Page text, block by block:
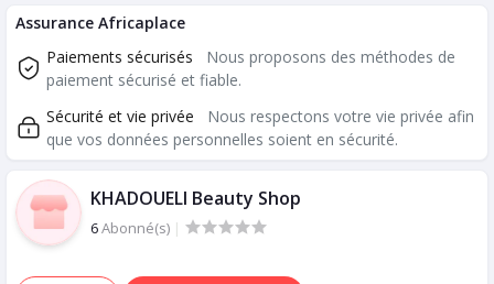
Assurance Africaplace
Paiements sécurisés
Nous proposons des méthodes de
paiement sécurisé et fiable.
Sécurité et vie privée
Nous respectons votre vie privée afin
que vos données personnelles soient en sécurité.
KHADOUELI Beauty Shop
6Abonné(s) |